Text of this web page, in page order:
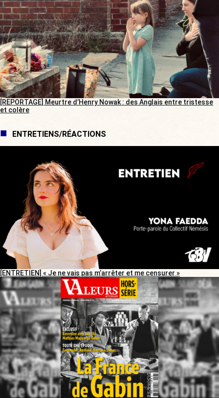
[REPORTAGE] Meurtre d’Henry Nowak : des Anglais entre tristesse
et colère
ENTRETIENS/RÉACTIONS
[ENTRETIEN] « Je ne vais pas m’arrêter et me censurer »